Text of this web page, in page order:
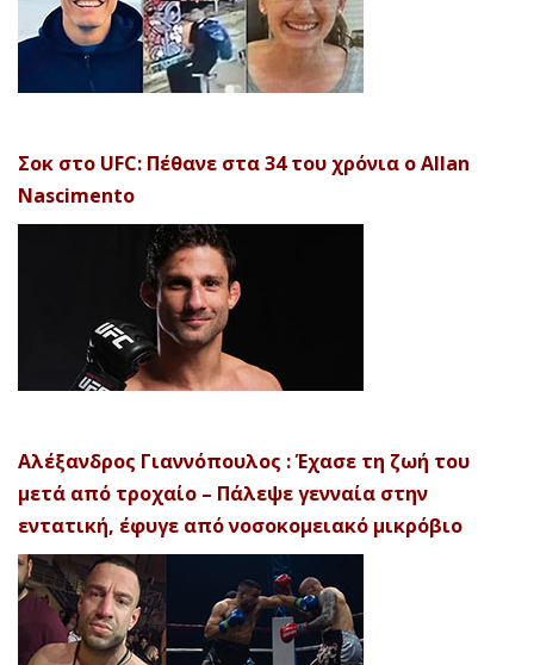
Σοκ στο UFC: Πέθανε στα 34 του χρόνια ο Allan
Nascimento
Αλέξανδρος Γιαννόπουλος : Έχασε τη ζωή του
μετά από τροχαίο – Πάλεψε γενναία στην
εντατική, έφυγε από νοσοκομειακό μικρόβιο